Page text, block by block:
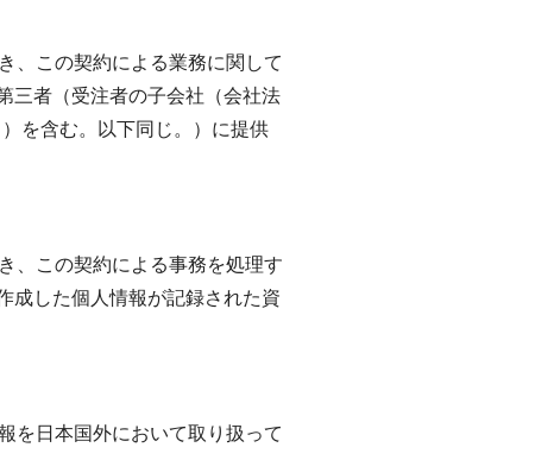
、この契約による業務に関して
三者（受注者の子会社（会社法
を含む。以下同じ。）に提供
、この契約による事務を処理す
成した個人情報が記録された資
を日本国外において取り扱って